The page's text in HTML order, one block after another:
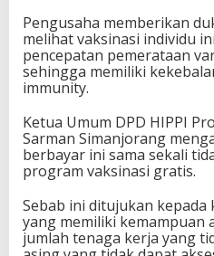
Pengusaha memberikan
melihat vaksinasi individu
pencepatan pemerataan
sehingga memiliki
immunity.
Ketua Umum DPD HIPPI
Sarman Simanjorang
berbayar ini sama sekali
program vaksinasi gratis.
Sebab ini ditujukan
yang memiliki kemampuan
jumlah tenaga kerja yang